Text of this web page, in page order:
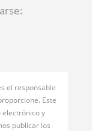
el responsable
Este
y
publicar los